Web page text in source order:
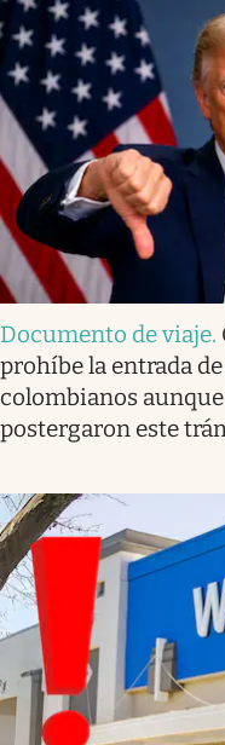
Documento de viaje.
prohíbe la entrada
colombianos
postergaron este